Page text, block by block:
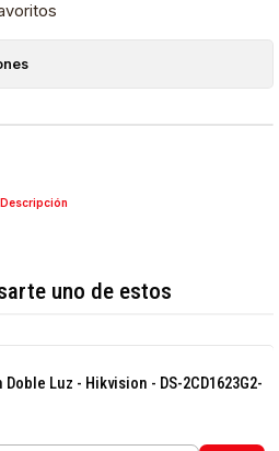
Descripción
uno de estos
Luz - Hikvision - DS-2CD1623G2-